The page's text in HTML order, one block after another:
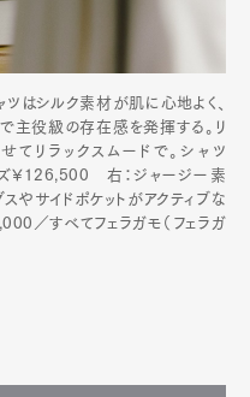
はシルク素材が肌に心地よく、
主役級の存在感を発揮する。リ
てリラックスムードで。シャツ
¥126,500 右：ジャージー素
やサイドポケットがアクティブな
／すべてフェラガモ（フェラガ